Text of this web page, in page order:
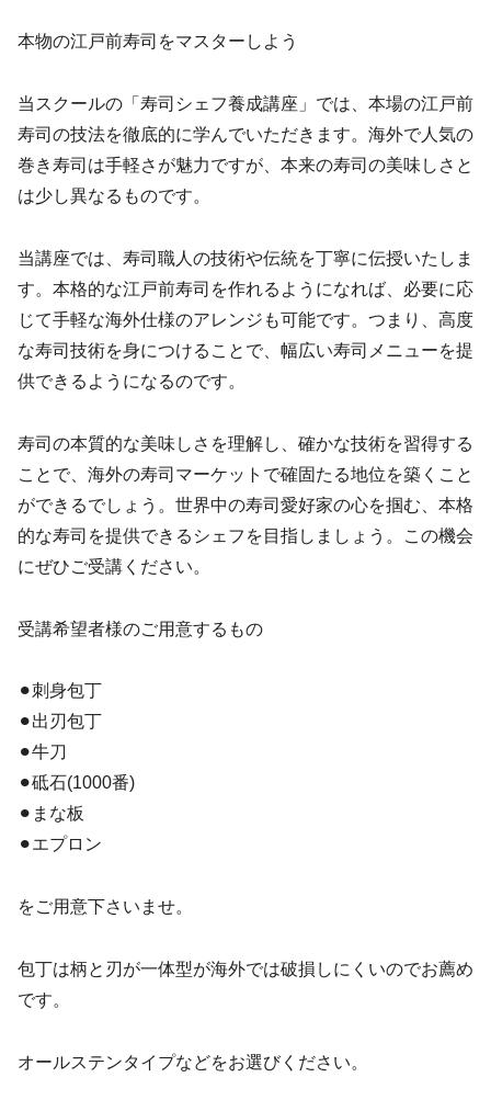
本物の江戸前寿司をマスターしよう
当スクールの「寿司シェフ養成講座」では、本場の江戸前
寿司の技法を徹底的に学んでいただきます。海外で人気の
巻き寿司は手軽さが魅力ですが、本来の寿司の美味しさと
は少し異なるものです。
当講座では、寿司職人の技術や伝統を丁寧に伝授いたしま
す。本格的な江戸前寿司を作れるようになれば、必要に応
じて手軽な海外仕様のアレンジも可能です。つまり、高度
な寿司技術を身につけることで、幅広い寿司メニューを提
供できるようになるのです。
寿司の本質的な美味しさを理解し、確かな技術を習得する
ことで、海外の寿司マーケットで確固たる地位を築くこと
ができるでしょう。世界中の寿司愛好家の心を掴む、本格
的な寿司を提供できるシェフを目指しましょう。この機会
にぜひご受講ください。
受講希望者様のご用意するもの
⚫︎刺身包丁
⚫︎出刃包丁
⚫︎牛刀
⚫︎砥石(1000番)
⚫︎まな板
⚫︎エプロン
をご用意下さいませ。
包丁は柄と刃が一体型が海外では破損しにくいのでお薦め
です。
オールステンタイプなどをお選びください。